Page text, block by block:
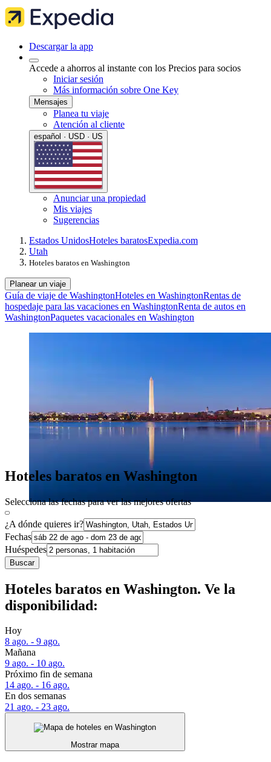
Descargar la app
Accede a ahorros al instante con los Precios para socios
Iniciar sesión
Más información sobre One Key
Mensajes
Planea tu viaje
Atención al cliente
español · USD · US
Anunciar una propiedad
Mis viajes
Sugerencias
Estados UnidosHoteles baratosExpedia.com
Utah
Hoteles baratos en Washington
Planear un viaje
Guía de viaje de WashingtonHoteles en WashingtonRentas de
hospedaje para las vacaciones en WashingtonRenta de autos en
WashingtonPaquetes vacacionales en Washington
Hoteles baratos en Washington
Selecciona las fechas para ver las mejores ofertas
¿A dónde quieres ir?
Fechas
Huéspedes
Buscar
Hoteles baratos en Washington. Ve la
disponibilidad:
Hoy
8 ago. - 9 ago.
Mañana
9 ago. - 10 ago.
Próximo fin de semana
14 ago. - 16 ago.
En dos semanas
21 ago. - 23 ago.
Mostrar mapa